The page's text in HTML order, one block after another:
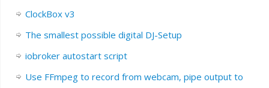
ClockBox v3
The smallest possible digital DJ-Setup
iobroker autostart script
Use FFmpeg to record from webcam, pipe output to